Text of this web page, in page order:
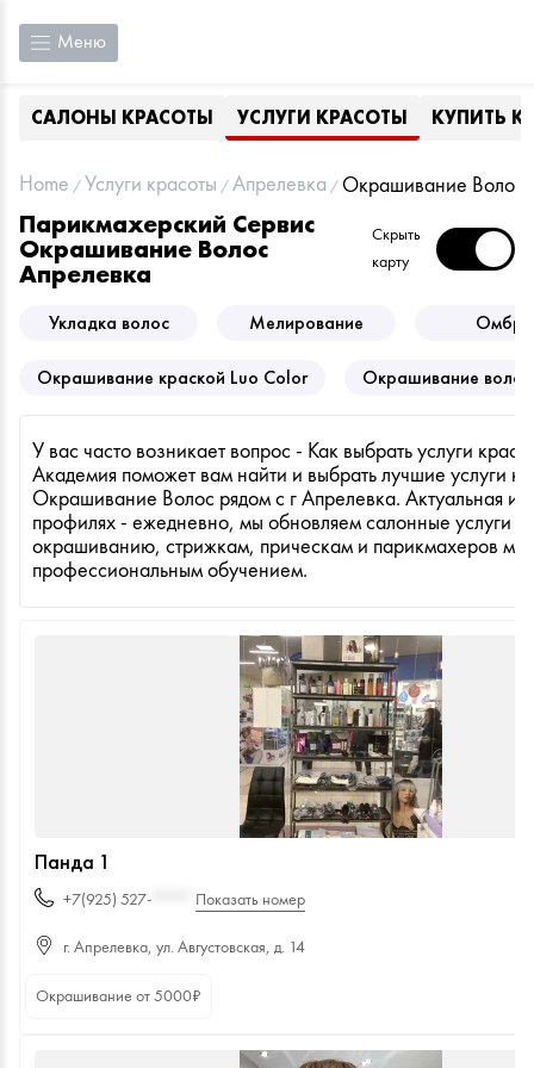
Меню
САЛОНЫ КРАСОТЫ УСЛУГИ КРАСОТЫ КУПИТЬ
Home Услуги красоты Апрелевка Окрашивание Волос
Парикмахерский Сервис
Окрашивание Волос
Апрелевка
Скрыть
карту
Укладка волос Мелирование Омбре
Окрашивание краской Luo Color Окрашивание
У вас часто возникает вопрос - Как выбрать услуги
Академия поможет вам найти и выбрать лучшие услуги
Окрашивание Волос рядом с г Апрелевка. Актуальная
профилях - ежедневно, мы обновляем салонные услуги
окрашиванию, стрижкам, прическам и парикмахеров
профессиональным обучением.
Панда 1
+7(925) 527- Показать номер
г. Апрелевка, ул. Августовская, д. 14
Окрашивание от 5000₽